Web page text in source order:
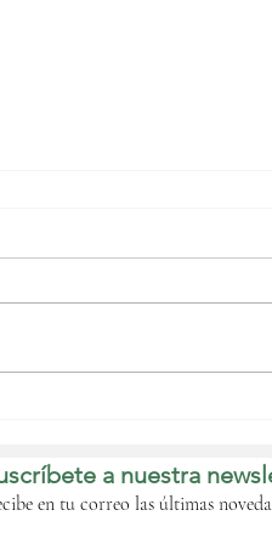
de forma
la crisis que
a nuestra
en tu correo las últimas